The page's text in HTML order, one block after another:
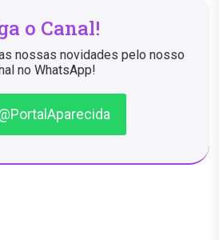
o Canal!
nossas novidades pelo nosso
no WhatsApp!